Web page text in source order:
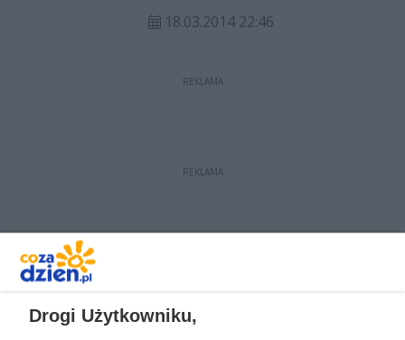
rozwiesiła plakaty grozi m.in.
MZDiK.
zakazuje wieszania reklam przy
Zakaz obejmie również plakaty
18.03.2014 22:46
REKLAMA
REKLAMA
Drogi Użytkowniku,